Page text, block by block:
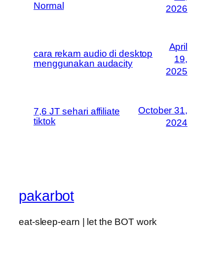
Normal
2026
cara rekam audio di desktop
menggunakan audacity
April
19,
2025
7,6 JT sehari affiliate
tiktok
October 31,
2024
pakarbot
eat-sleep-earn | let the BOT work